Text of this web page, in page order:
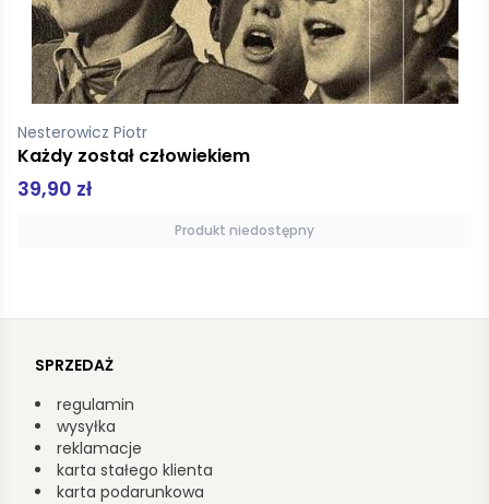
Karol K. Soyka, Krzysztof Kotowski
Krew snajperów
34,90 zł
Produkt niedostępny
SPRZEDAŻ
regulamin
wysyłka
reklamacje
karta stałego klienta
karta podarunkowa